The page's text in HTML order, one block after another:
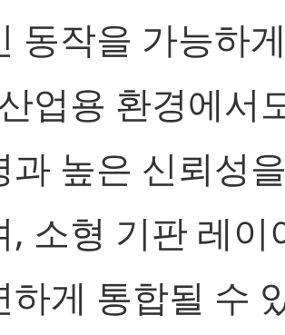
동작을 가능하
업용 환경에서
과 높은 신뢰성
, 소형 기판 레이
하게 통합될 수